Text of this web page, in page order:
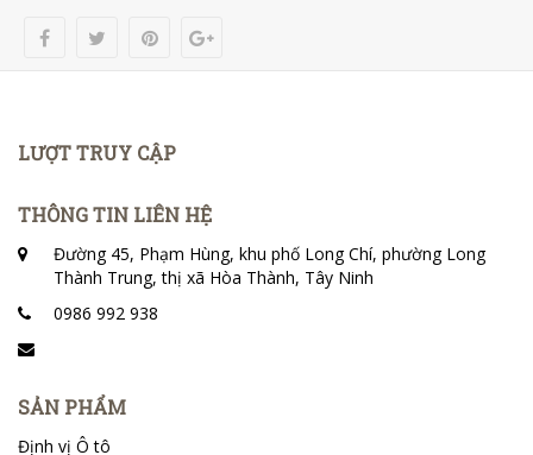
LƯỢT TRUY CẬP
THÔNG TIN LIÊN HỆ
Đường 45, Phạm Hùng, khu phố Long Chí, phường Long
Thành Trung, thị xã Hòa Thành, Tây Ninh
0986 992 938
SẢN PHẨM
Định vị Ô tô